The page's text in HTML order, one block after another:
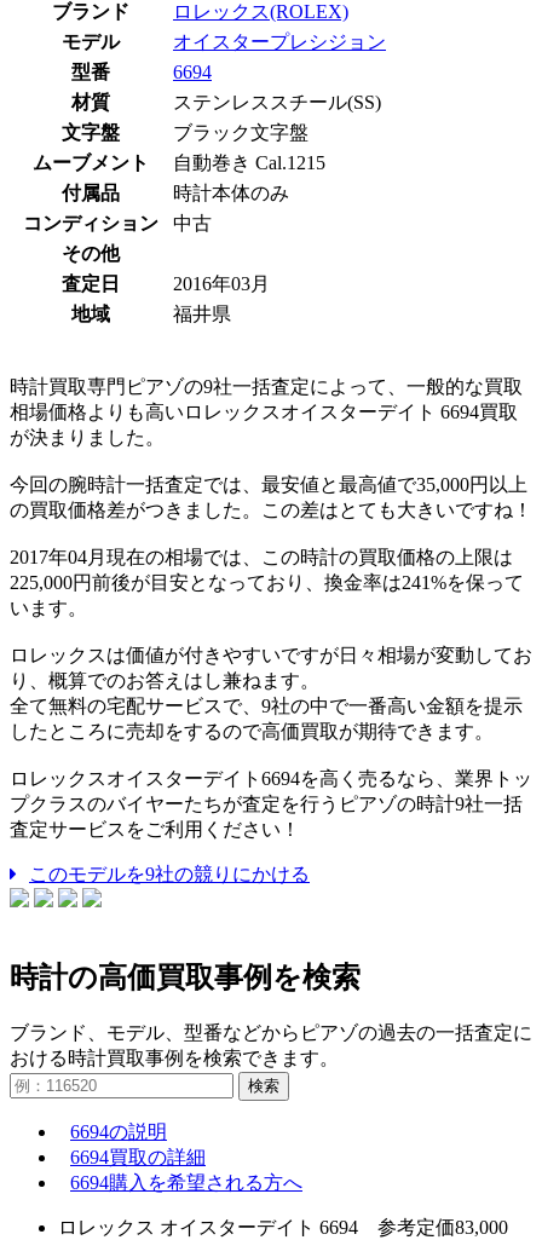
ブランド
ロレックス(ROLEX)
モデル
オイスタープレシジョン
型番
6694
材質
ステンレススチール(SS)
文字盤
ブラック文字盤
ムーブメント
自動巻き Cal.1215
付属品
時計本体のみ
コンディション
中古
その他
査定日
2016年03月
地域
福井県
時計買取専門ピアゾの9社一括査定によって、一般的な買取
相場価格よりも高いロレックスオイスターデイト 6694買取
が決まりました。
今回の腕時計一括査定では、最安値と最高値で35,000円以上
の買取価格差がつきました。この差はとても大きいですね！
2017年04月現在の相場では、この時計の買取価格の上限は
225,000円前後が目安となっており、換金率は241%を保って
います。
ロレックスは価値が付きやすいですが日々相場が変動してお
り、概算でのお答えはし兼ねます。
全て無料の宅配サービスで、9社の中で一番高い金額を提示
したところに売却をするので高価買取が期待できます。
ロレックスオイスターデイト6694を高く売るなら、業界トッ
プクラスのバイヤーたちが査定を行うピアゾの時計9社一括
査定サービスをご利用ください！
このモデルを9社の競りにかける
時計の高価買取事例を検索
ブランド、モデル、型番などからピアゾの過去の一括査定に
おける時計買取事例を検索できます。
検索
6694の説明
6694買取の詳細
6694購入を希望される方へ
ロレックス オイスターデイト 6694 参考定価83,000